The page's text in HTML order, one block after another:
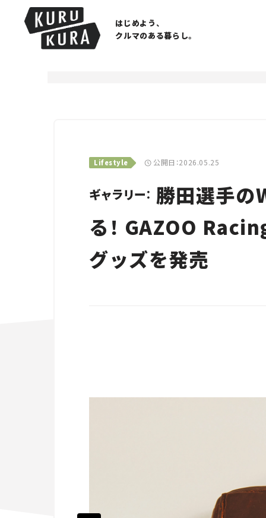
はじめよう、
クルマのある暮らし。
Lifestyle 公開日：2026.05.25
ギャラリー： 勝田選手の
る！ GAZOO
グッズを発売